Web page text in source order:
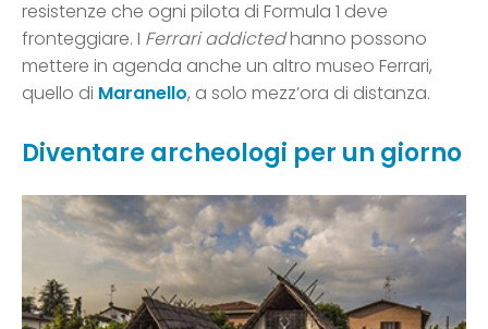
resistenze che ogni pilota di Formula 1 deve
fronteggiare. I Ferrari addictedhanno possono
mettere in agenda anche un altro museo Ferrari,
quello di Maranello, a solo mezz’ora di distanza.
Diventare archeologi per un giorno